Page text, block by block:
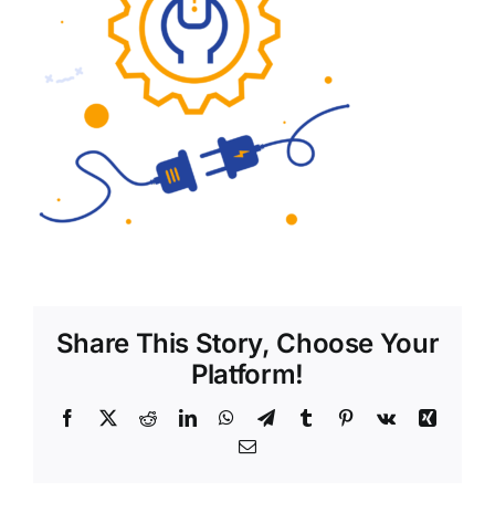
Shop
Tratamente naturale
Iubim fructele
Share This Story, Choose Your
Platform!
Facebook
X RedditLinkedInWhatsApp
TelegramTumblr Pinterest
Vk
Xing
Email